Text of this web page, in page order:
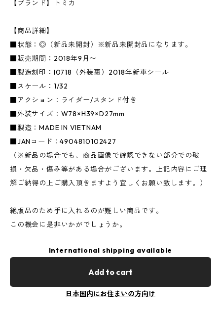
【ブランド】トミカ
【商品詳細】
■状態：◎（新品未開封）※新品未開封品になります。
■販売期間：2018年9月〜
■製造刻印：I0718（外装裏）2018年新車シール
■スケール：1/32
■アクション：ライダー/スタンド付き
■外装サイズ：W78×H39×D27mm
■製造：MADE IN VIETNAM
■JANコード：4904810102427
（※新品の場合でも、商品画像で確認できない部分での破
損・欠品・傷み等がある場合がございます。上記内容にご理
解ご納得の上ご購入頂きますよう宜しくお願い致します。）
絶版品のため手に入れるのが難しい商品です。
この機会に是非いかがでしょうか。
International shipping available
Add to cart
日本国内にお住まいの方向け